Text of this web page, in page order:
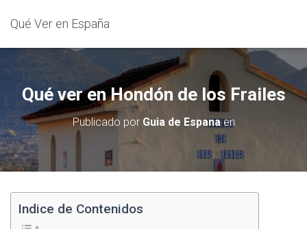
Qué Ver en España
Qué ver en Hondón de los Frailes
Publicado por Guia de Espanaen
Indice de Contenidos